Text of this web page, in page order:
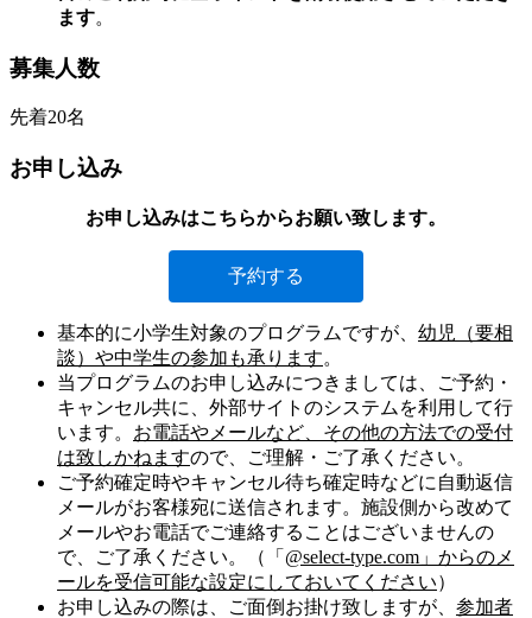
ます。
募集人数
先着20名
お申し込み
お申し込みはこちらからお願い致します。
予約する
基本的に小学生対象のプログラムですが、 幼児（要相
談）や中学生の参加も承ります。
当プログラムのお申し込みにつきましては、ご予約・
キャンセル共に、外部サイトのシステムを利用して行
います。 お電話やメールなど、その他の方法での受付
は致しかねますので、ご理解・ご了承ください。
ご予約確定時やキャンセル待ち確定時などに自動返信
メールがお客様宛に送信されます。施設側から改めて
メールやお電話でご連絡することはございませんの
で、ご了承ください。（「 @select-type.com」からのメ
ールを受信可能な設定にしておいてください）
お申し込みの際は、ご面倒お掛け致しますが、 参加者